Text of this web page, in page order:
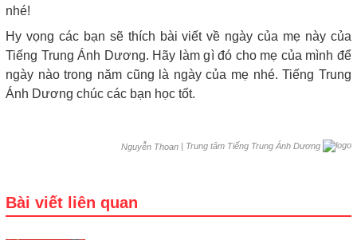
nhé!
Hy vọng các bạn sẽ thích bài viết về ngày của mẹ này của
Tiếng Trung Ánh Dương. Hãy làm gì đó cho mẹ của mình để
ngày nào trong năm cũng là ngày của mẹ nhé. Tiếng Trung
Ánh Dương chúc các bạn học tốt.
Nguyễn Thoan Trung tâm Tiếng Trung Ánh Dương
Bài viết liên quan